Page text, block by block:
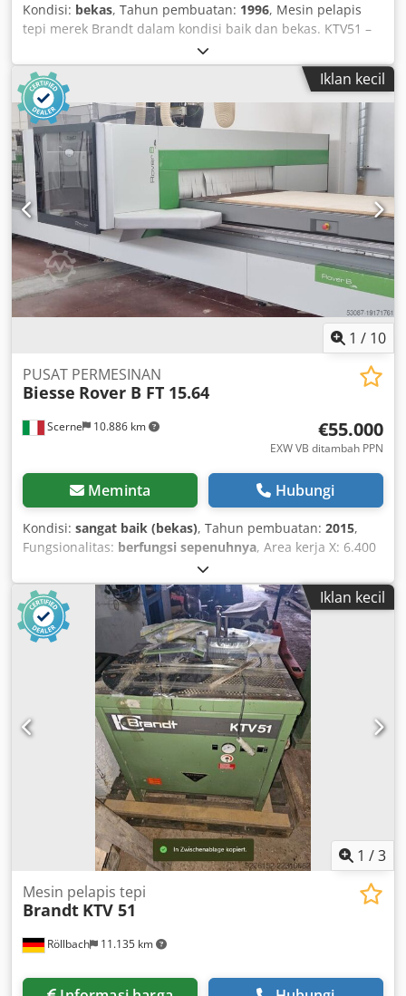
Kondisi: bekas, Tahun pembuatan: 1996, Mesin pelapis
tepi merek Brandt dalam kondisi baik dan bekas. KTV51 –
Tahun pembuatan 1996 Csdpfx Aezpflnepnjha Mesin ini
dibeli dalam kondisi bekas dan hanya digunakan sesekali.
Mesin ini dijual sebagai bagian dari likuidasi bisnis
pertukangan kami. Harga pengambilan di lokasi –
pengiriman dapat diatur berdasarkan permintaan.
Penjualan dilakukan dengan pengecualian tanggung jawab
atas cacat fisik. Tanggung jawab atas tindakan yang
disengaja, kelalaian berat, serta kerusakan akibat cedera
pada jiwa, tubuh, atau kesehatan tetap berlaku. Klaim atas
cacat yang disembunyikan secara curang juga tetap
berlaku. Inspeksi mesin dapat dilakukan setelah
perjanjian. Inspeksi terjadwal pada tanggal 18 Juli atau 1
Agustus dari pukul 10.00 hingga 14.00 di lokasi kami di
Stemwede.
Iklan kecil
1 / 10
Scerne 10.886 km
PUSAT PERMESINAN
Biesse Rover B FT 15.64
€55.000
EXW VB ditambah PPN
Meminta Hubungi
Kondisi: sangat baik (bekas), Tahun pembuatan: 2015,
Fungsionalitas: berfungsi sepenuhnya, Area kerja X: 6.400
mm Csdpfx Apjwlcqveneha Area kerja Y: 1.500 mm Jumlah
spindle milling: 1 Motor utama: 13 kW Kecepatan putar
maks.: 24.000 rpm Sistem penjepitan alat: HSK-F63 Posisi
pergantian alat: 8 Kepala bor vertikal: 20 Mata bor
horizontal X: 4 Mata bor horizontal Y: 4 2 pompa vakum
masing-masing 360 m³/h Nesting Remote control Software:
BIESSE WORKS Dimensi total: 11.004 × 5.334 mm Berat:
Iklan kecil
1 /3
Röllbach 11.135 km
Mesin pelapis tepi
Brandt KTV 51